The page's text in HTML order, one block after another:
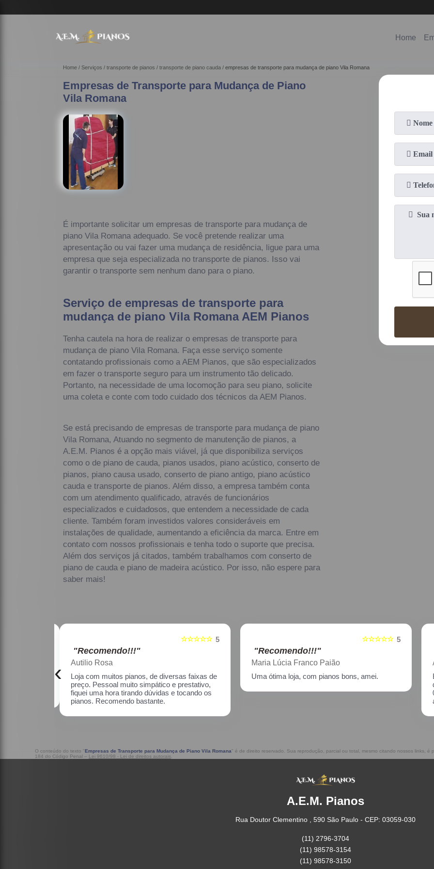
Home
Home Serviços transporte de pianos transporte de piano cauda empresas de transporte para mudança de piano Vila Romana
Empresas de Transporte para Mudança de Piano
Vila Romana
É importante solicitar um empresas de transporte para mudança de
piano Vila Romana adequado. Se você pretende realizar uma
apresentação ou vai fazer uma mudança de residência, ligue para uma
empresa que seja especializada no transporte de pianos. Isso vai
garantir o transporte sem nenhum dano para o piano.
Serviço de empresas de transporte para
mudança de piano Vila Romana AEM Pianos
Tenha cautela na hora de realizar o empresas de transporte para
mudança de piano Vila Romana. Faça esse serviço somente
contatando profissionais como a AEM Pianos, que são especializados
em fazer o transporte seguro para um instrumento tão delicado.
Portanto, na necessidade de uma locomoção para seu piano, solicite
uma coleta e conte com todo cuidado dos técnicos da AEM Pianos.
Se está precisando de empresas de transporte para mudança de piano
Vila Romana, Atuando no segmento de manutenção de pianos, a
A.E.M. Pianos é a opção mais viável, já que disponibiliza serviços
como o de piano de cauda, pianos usados, piano acústico, conserto de
pianos, piano causa usado, conserto de piano antigo, piano acústico
cauda e transporte de pianos. Além disso, a empresa também conta
com um atendimento qualificado, através de funcionários
especializados e cuidadosos, que entendem a necessidade de cada
cliente. Também foram investidos valores consideráveis em
instalações de qualidade, aumentando a eficiência da marca. Entre em
contato com nossos profissionais e tenha todo o suporte que precisa.
Além dos serviços já citados, também trabalhamos com conserto de
piano de cauda e piano de madeira acústico. Por isso, não espere para
saber mais!
5
☆☆☆☆☆
"Recomendo!!!"
Maria Lúcia Franco Paião
Uma ótima loja, com pianos bons, amei.
5
☆☆☆☆☆
"Recomendo!!!"
Aline Nagata
Excelente atendimento!! Enviei um piano para
02/2021, incluindo o transporte. Muito
‹
O conteúdo do texto "Empresas de Transporte para Mudança de Piano Vila Romana" é de direito reservado. Sua reprodução, parcial ou total, mesmo citando nossos links,
184 do Código Penal – Lei 9610/98 - Lei de direitos autorais
A.E.M. Pianos
Rua Doutor Clementino , 590 São Paulo - CEP: 03059-030
(11) 2796-3704
(11) 98578-3154
(11) 98578-3150